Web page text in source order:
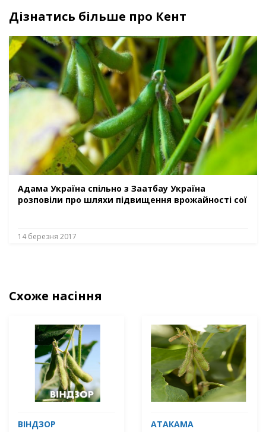
Дізнатись більше про Кент
Адама Україна спільно з Заатбау Україна
розповіли про шляхи підвищення врожайності сої
14 березня 2017
Схоже насіння
ВІНДЗОР АТАКАМА